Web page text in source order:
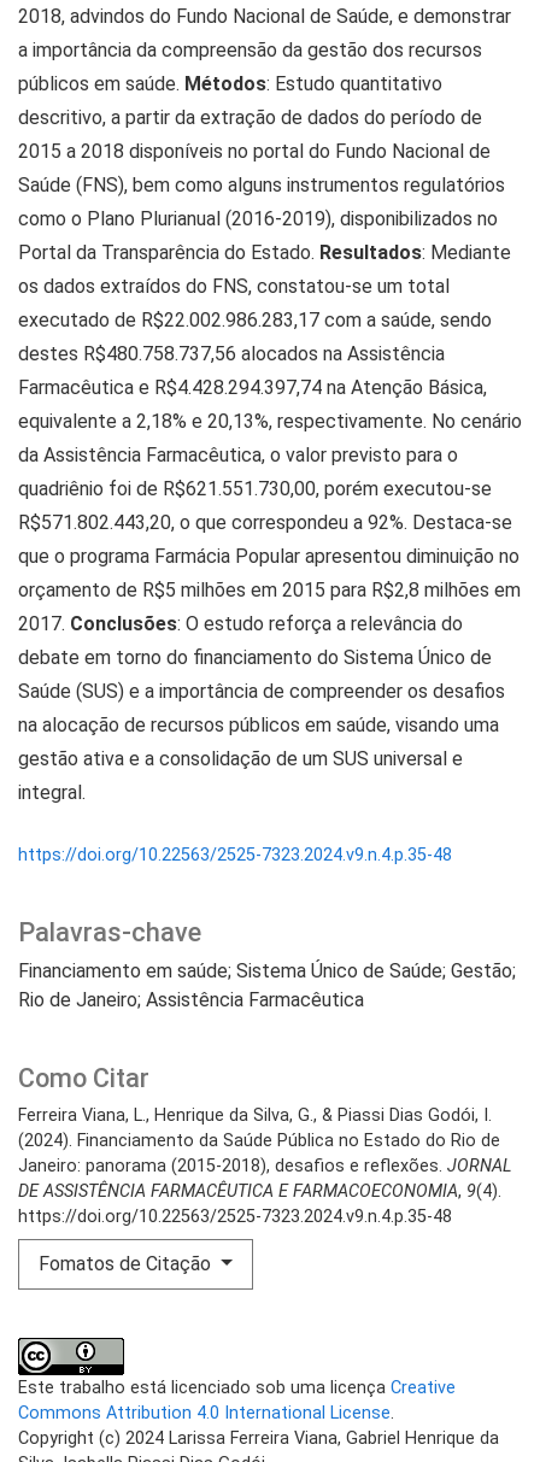
Palavras-chave
Financiamento em saúde; Sistema Único de Saúde; Gestão;
Rio de Janeiro; Assistência Farmacêutica
Como Citar
Ferreira Viana, L., Henrique da Silva, G., & Piassi Dias Godói, I.
(2024). Financiamento da Saúde Pública no Estado do Rio de
Janeiro: panorama (2015-2018), desafios e reflexões. JORNAL
DE ASSISTÊNCIA FARMACÊUTICA E FARMACOECONOMIA, 9(4).
https://doi.org/10.22563/2525-7323.2024.v9.n.4.p.35-48
Fomatos de Citação
2018, advindos do Fundo Nacional de Saúde, e demonstrar
a importância da compreensão da gestão dos recursos
públicos em saúde. Métodos: Estudo quantitativo
descritivo, a partir da extração de dados do período de
2015 a 2018 disponíveis no portal do Fundo Nacional de
Saúde (FNS), bem como alguns instrumentos regulatórios
como o Plano Plurianual (2016-2019), disponibilizados no
Portal da Transparência do Estado. Resultados: Mediante
os dados extraídos do FNS, constatou-se um total
executado de R$22.002.986.283,17 com a saúde, sendo
destes R$480.758.737,56 alocados na Assistência
Farmacêutica e R$4.428.294.397,74 na Atenção Básica,
equivalente a 2,18% e 20,13%, respectivamente. No cenário
da Assistência Farmacêutica, o valor previsto para o
quadriênio foi de R$621.551.730,00, porém executou-se
R$571.802.443,20, o que correspondeu a 92%. Destaca-se
que o programa Farmácia Popular apresentou diminuição no
orçamento de R$5 milhões em 2015 para R$2,8 milhões em
2017. Conclusões: O estudo reforça a relevância do
debate em torno do financiamento do Sistema Único de
Saúde (SUS) e a importância de compreender os desafios
na alocação de recursos públicos em saúde, visando uma
gestão ativa e a consolidação de um SUS universal e
integral.
https://doi.org/10.22563/2525-7323.2024.v9.n.4.p.35-48
Este trabalho está licenciado sob uma licença Creative
Commons Attribution 4.0 International License.
Copyright (c) 2024 Larissa Ferreira Viana, Gabriel Henrique da